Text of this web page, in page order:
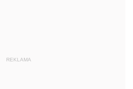
REKLAMA